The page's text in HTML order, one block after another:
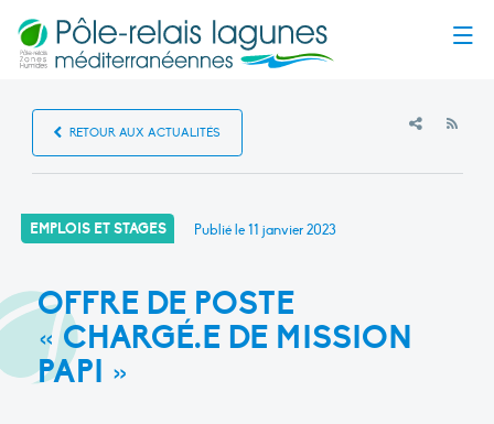
RETOUR AUX ACTUALITÉS
EMPLOIS ET STAGES Publié le11 janvier 2023
OFFRE DE POSTE
« CHARGÉ.E DE MISSION
PAPI »